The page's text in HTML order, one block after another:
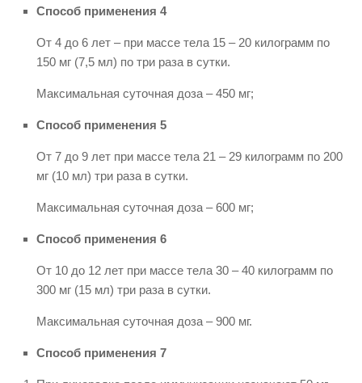
Способ применения 4
От 4 до 6 лет – при массе тела 15 – 20 килограмм по
150 мг (7,5 мл) по три раза в сутки.
Максимальная суточная доза – 450 мг;
Способ применения 5
От 7 до 9 лет при массе тела 21 – 29 килограмм по 200
мг (10 мл) три раза в сутки.
Максимальная суточная доза – 600 мг;
Способ применения 6
От 10 до 12 лет при массе тела 30 – 40 килограмм по
300 мг (15 мл) три раза в сутки.
Максимальная суточная доза – 900 мг.
Способ применения 7